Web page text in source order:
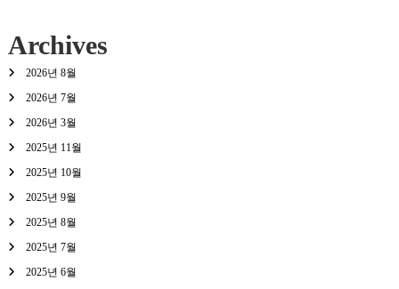
Archives
2026년 8월
2026년 7월
2026년 3월
2025년 11월
2025년 10월
2025년 9월
2025년 8월
2025년 7월
2025년 6월